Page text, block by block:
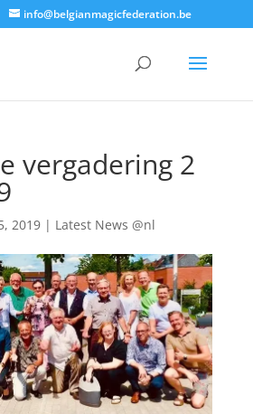
info@belgianmagicfederation.be
vergadering 2
2019| Latest News @nl